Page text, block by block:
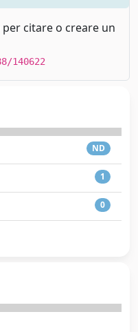
citare o creare un
140622
ND
1
0